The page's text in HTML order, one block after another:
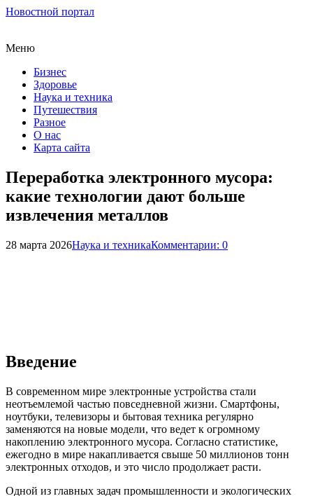
Новостной портал
Меню
Бизнес
Здоровье
Наука и техника
Путешествия
Разное
О нас
Карта сайта
Переработка электронного мусора:
какие технологии дают больше
извлечения металлов
28 марта 2026Наука и техникаКомментарии: 0
Введение
В современном мире электронные устройства стали
неотъемлемой частью повседневной жизни. Смартфоны,
ноутбуки, телевизоры и бытовая техника регулярно
заменяются на новые модели, что ведет к огромному
накоплению электронного мусора. Согласно статистике,
ежегодно в мире накапливается свыше 50 миллионов тонн
электронных отходов, и это число продолжает расти.
Одной из главных задач промышленности и экологических